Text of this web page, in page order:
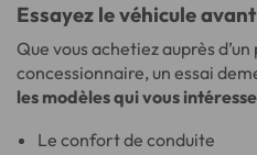
Essayez le véhicule
Que vous achetiez auprès
concessionnaire, un essai
les modèles qui vous
Le confort de conduite